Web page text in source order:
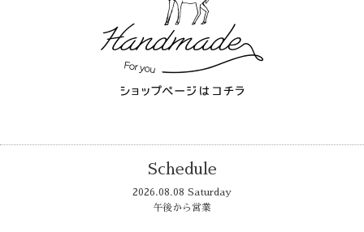
Schedule
2026.08.08 Saturday
午後から営業